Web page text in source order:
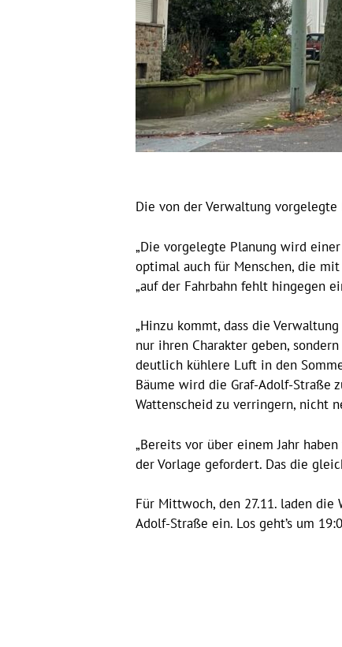
Die von der Verwaltung
„Die vorgelegte Planung wird
optimal auch für Menschen, die
„auf der Fahrbahn fehlt hingegen
„Hinzu kommt, dass die
nur ihren Charakter geben,
deutlich kühlere Luft in den
Bäume wird die Graf-Adolf-Straße
Wattenscheid zu verringern, nicht
„Bereits vor über einem Jahr
der Vorlage gefordert. Das die
Für Mittwoch, den 27.11. laden die
Adolf-Straße ein. Los geht’s um